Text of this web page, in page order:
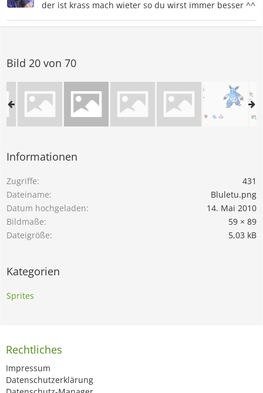
der ist krass mach wieter so du wirst immer besser ^^
Bild 20 von 70
Informationen
Zugriffe
431
Dateiname
Bluletu.png
Datum hochgeladen
14. Mai 2010
Bildmaße
59 × 89
Dateigröße
5,03 kB
Kategorien
Sprites
Rechtliches
Impressum
Datenschutzerklärung